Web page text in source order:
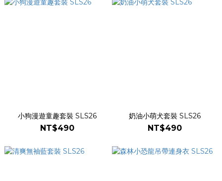
小狗漫遊童趣套裝 SLS26
NT$490
奶油小萌犬套裝 SLS26
NT$490